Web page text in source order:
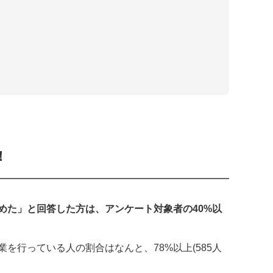
た」と回答した方は、アンケート対象者の40%以
行っている人の割合はなんと、78%以上(585人